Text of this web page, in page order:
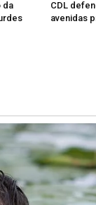
a
da
CDL
avenidas